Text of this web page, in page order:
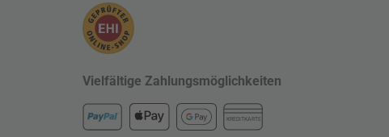
Vielfältige Zahlungsmöglichkeiten
KREDITKARTE